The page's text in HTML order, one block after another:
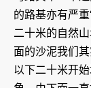
的路基亦有严
二十米的自然
面的沙泥我们
以下二十米开